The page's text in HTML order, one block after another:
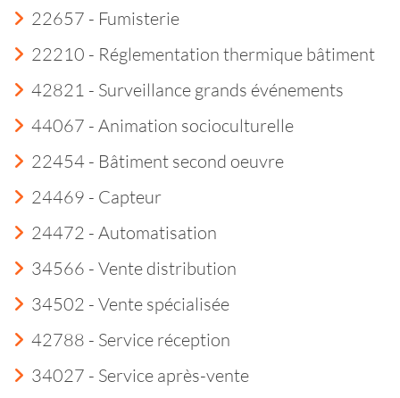
22657 - Fumisterie
22210 - Réglementation thermique bâtiment
42821 - Surveillance grands événements
44067 - Animation socioculturelle
22454 - Bâtiment second oeuvre
24469 - Capteur
24472 - Automatisation
34566 - Vente distribution
34502 - Vente spécialisée
42788 - Service réception
34027 - Service après-vente